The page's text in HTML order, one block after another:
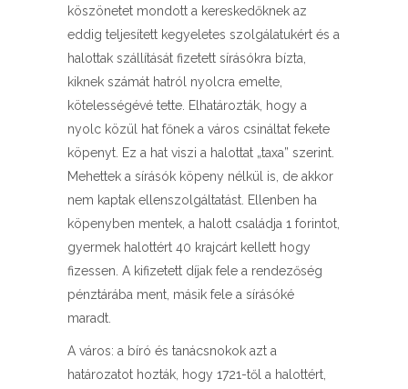
köszönetet mondott a kereskedőknek az
eddig teljesített kegyeletes szolgálatukért és a
halottak szállítását fizetett sírásókra bízta,
kiknek számát hatról nyolcra emelte,
kötelességévé tette. Elhatározták, hogy a
nyolc közül hat főnek a város csináltat fekete
köpenyt. Ez a hat viszi a halottat „taxa” szerint.
Mehettek a sírásók köpeny nélkül is, de akkor
nem kaptak ellenszolgáltatást. Ellenben ha
köpenyben mentek, a halott családja 1 forintot,
gyermek halottért 40 krajcárt kellett hogy
fizessen. A kifizetett díjak fele a rendezőség
pénztárába ment, másik fele a sírásóké
maradt.
A város: a bíró és tanácsnokok azt a
határozatot hozták, hogy 1721-től a halottért,